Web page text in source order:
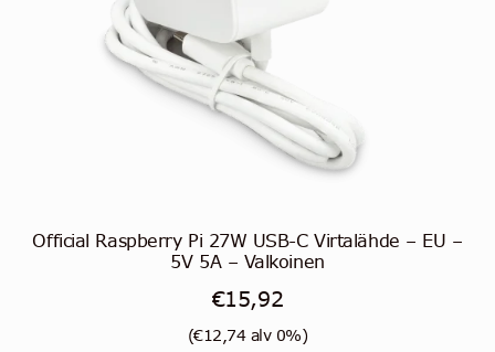
Official Raspberry Pi 27W USB-C Virtalähde – EU –
5V 5A – Valkoinen
€15,92
(€12,74alv 0%)